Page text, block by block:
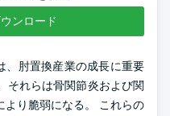
ンロード
、肘置換産業の成長に重要
それらは骨関節炎および関
り脆弱になる。 これらの